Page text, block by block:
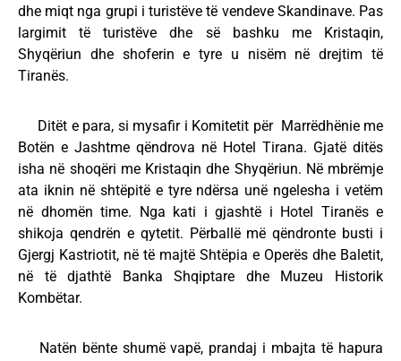
dhe miqt nga grupi i turistëve të vendeve Skandinave. Pas
largimit të turistëve dhe së bashku me Kristaqin,
Shyqëriun dhe shoferin e tyre u nisëm në drejtim të
Tiranës.
Ditët e para, si mysafir i Komitetit për Marrëdhënie me
Botën e Jashtme qëndrova në Hotel Tirana. Gjatë ditës
isha në shoqëri me Kristaqin dhe Shyqëriun. Në mbrëmje
ata iknin në shtëpitë e tyre ndërsa unë ngelesha i vetëm
në dhomën time. Nga kati i gjashtë i Hotel Tiranës e
shikoja qendrën e qytetit. Përballë më qëndronte busti i
Gjergj Kastriotit, në të majtë Shtëpia e Operës dhe Baletit,
në të djathtë Banka Shqiptare dhe Muzeu Historik
Kombëtar.
Natën bënte shumë vapë, prandaj i mbajta të hapura